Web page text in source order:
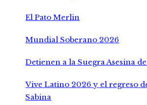
El Pato Merlin
Mundial Soberano 2026
Detienen a la Suegra Asesina
Vive Latino 2026 y el regreso
Sabina